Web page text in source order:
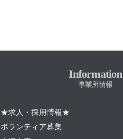
Information
事業所情報
★求人・採用情報★
ボランティア募集